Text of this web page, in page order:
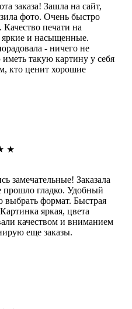
заказа! Зашла на сайт,
фото. Очень быстро
печати на
и насыщенные.
- ничего не
такую картину у себя
кто ценит хорошие
★
замечательные! Заказала
прошло гладко. Удобный
выбрать формат. Быстрая
яркая, цвета
качеством и вниманием
еще заказы.